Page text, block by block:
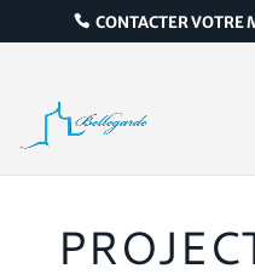
CONTACTER VOTRE